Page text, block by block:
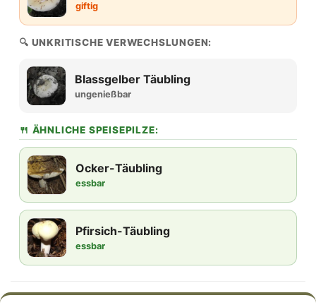
giftig
🔍 UNKRITISCHE VERWECHSLUNGEN:
Blassgelber Täubling
ungenießbar
🍴 ÄHNLICHE SPEISEPILZE:
Ocker-Täubling
essbar
Pfirsich-Täubling
essbar